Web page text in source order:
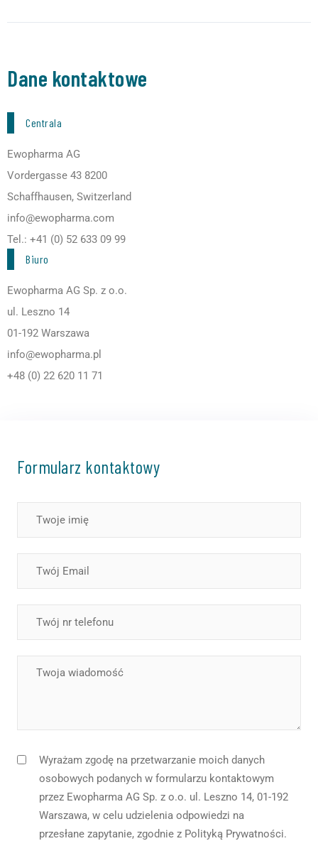
Dane kontaktowe
Centrala
Ewopharma AG
Vordergasse 43 8200
Schaffhausen, Switzerland
info@ewopharma.com
Tel.: +41 (0) 52 633 09 99
Biuro
Ewopharma AG Sp. z o.o.
ul. Leszno 14
01-192 Warszawa
info@ewopharma.pl
+48 (0) 22 620 11 71
Formularz kontaktowy
Wyrażam zgodę na przetwarzanie moich danych
osobowych podanych w formularzu kontaktowym
przez Ewopharma AG Sp. z o.o. ul. Leszno 14, 01-192
Warszawa, w celu udzielenia odpowiedzi na
przesłane zapytanie, zgodnie z Polityką Prywatności.